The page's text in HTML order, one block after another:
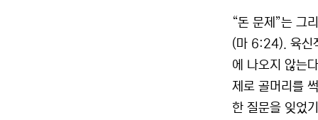
“돈 문제”는 그
(마 6:24). 육신
에 나오지 않는
제로 골머리를
한 질문을 잊었